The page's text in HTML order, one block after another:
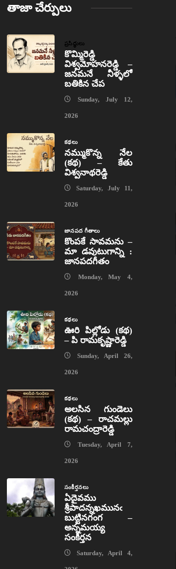
తాజా చేర్పులు
ప్రసిద్ధులు
కొమ్మిరెడ్డి
విశ్వమోహనరెడ్డి –
జనమనే నీళ్ళలో
బతికిన చేప
Sunday, July 12,
2026
కథలు
నమ్ముకొన్న నేల
(కథ) – కేతు
విశ్వనాథరెడ్డి
Saturday, July 11,
2026
జానపద గీతాలు
కొంపకే సావమను –
మా డవుటుగాన్ని :
జానపదగీతం
Monday, May 4,
2026
కథలు
ఊరి పిల్లోడు (కథ)
– పి రామకృష్ణారెడ్డి
Sunday, April 26,
2026
కథలు
అలసిన గుండెలు
(కథ) – రాచమల్లు
రామచంద్రారెడ్డి
Tuesday, April 7,
2026
సంకీర్తనలు
ఏదైవము
శ్రీపాదన్నఖమునఁ
బుట్టినగంగ –
అన్నమయ్య
సంకీర్తన
Saturday, April 4,